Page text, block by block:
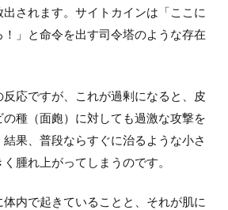
出されます。サイトカインは「ここに
」と命令を出す司令塔のような存在
応ですが、これが過剰になると、皮
種（面皰）に対しても過激な攻撃を
果、普段ならすぐに治るような小さ
腫れ上がってしまうのです。
内で起きていることと、それが肌に